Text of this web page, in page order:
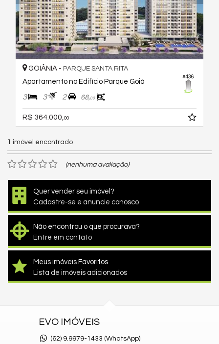
#436
GOIÂNIA - PARQUE SANTA RITA
Apartamento no Edifício Parque Goiá
3 3 2 68,00
R$ 364.000, 00
1 imóvel encontrado
(nenhuma avaliação)
Quer vender seu imóvel?
Cadastre-se e anuncie conosco
Não encontrou o que procurava?
Entre em contato
Meus imóveis Favoritos
Lista de imóveis adicionados
EVO IMÓVEIS
(62) 9.9979-1433 (WhatsApp)